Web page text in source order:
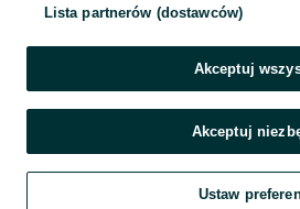
Lista partnerów (dostawców)
Akceptuj
Akceptuj
Ustaw